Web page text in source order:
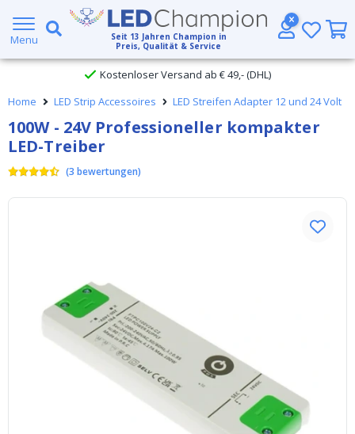
Menu Seit 13 Jahren Champion in
Preis, Qualität & Service
Großer Lagerbestand
Kostenloser Versand ab € 49,- (DHL)
Heute bestellt, am selben Tag verschickt
Home LED Strip Accessoires LED Streifen Adapter 12 und 24 Volt
100W - 24V Professioneller kompakter
LED-Treiber
(3 bewertungen)